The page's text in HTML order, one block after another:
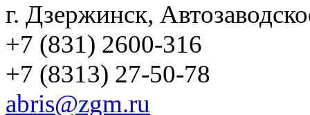
г. Дзержинск,
+7 (831) 2600-316
+7 (8313) 27-50-78
abris@zgm.ru